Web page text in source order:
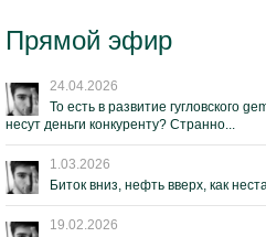
Прямой эфир
24.04.2026
То есть в развитие гугловского
несут деньги конкуренту? Странно...
1.03.2026
Биток вниз, нефть вверх, как
19.02.2026